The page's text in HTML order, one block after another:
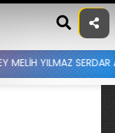
SERDAR AYDIN